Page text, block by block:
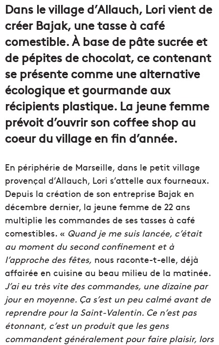
Dans le village d’Allauch, Lori vient de
créer Bajak, une tasse à café
comestible. À base de pâte sucrée et
de pépites de chocolat, ce contenant
se présente comme une alternative
écologique et gourmande aux
récipients plastique. La jeune femme
prévoit d’ouvrir son coffee shop au
coeur du village en fin d’année.
En périphérie de Marseille, dans le petit village
provençal d’Allauch, Lori s’attelle aux fourneaux.
Depuis la création de son entreprise Bajak en
décembre dernier, la jeune femme de 22 ans
multiplie les commandes de ses tasses à café
comestibles. « Quand je me suis lancée, c’était
au moment du second confinement et à
l’approche des fêtes, nous raconte-t-elle, déjà
affairée en cuisine au beau milieu de la matinée.
J’ai eu très vite des commandes, une dizaine par
jour en moyenne. Ça s’est un peu calmé avant de
reprendre pour la Saint-Valentin. Ce n’est pas
étonnant, c’est un produit que les gens
commandent généralement pour faire plaisir, lors